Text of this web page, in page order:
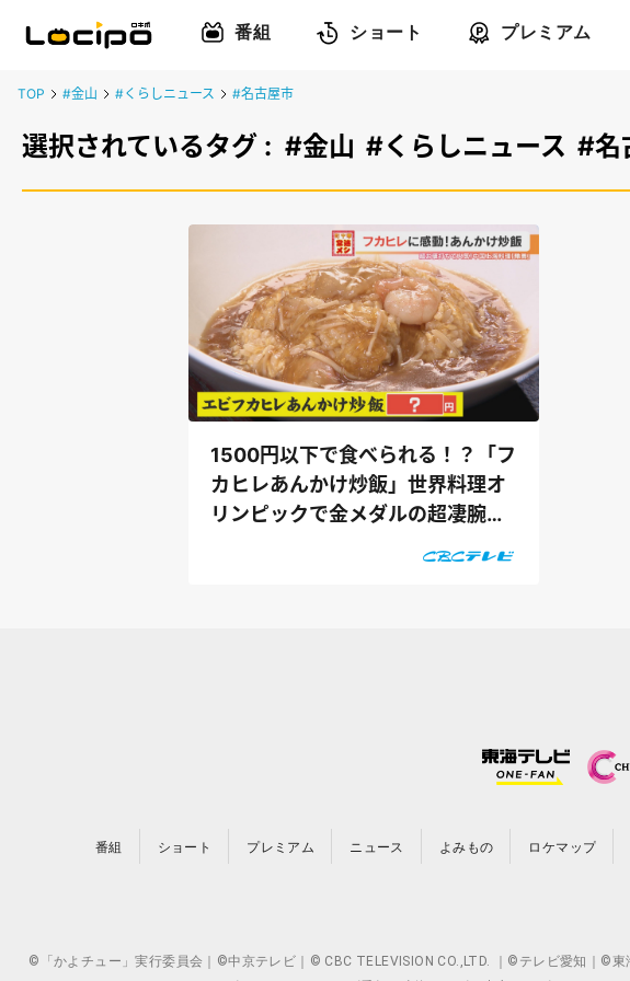
番組 ショート プレミアム
TOP #金山 #くらしニュース #名古屋市
選択されているタグ : #金山 #くらしニュース #名
1500円以下で食べられる！？「フ
カヒレあんかけ炒飯」世界料理オ
リンピックで金メダルの超凄腕シ
番組 ショート プレミアム ニュース よみもの ロケマップ
©「かよチュー」実行委員会｜©中京テレビ｜© CBC TELEVISION CO.,LTD. ｜©テレビ愛知｜©